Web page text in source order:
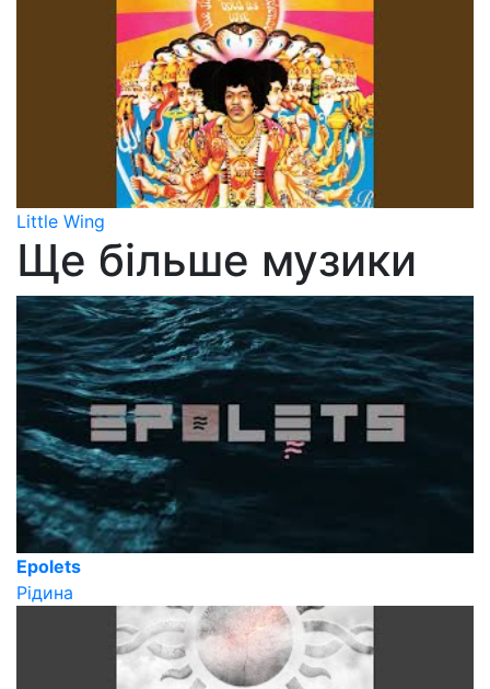
Little Wing
Ще більше музики
Epolets
Рідина